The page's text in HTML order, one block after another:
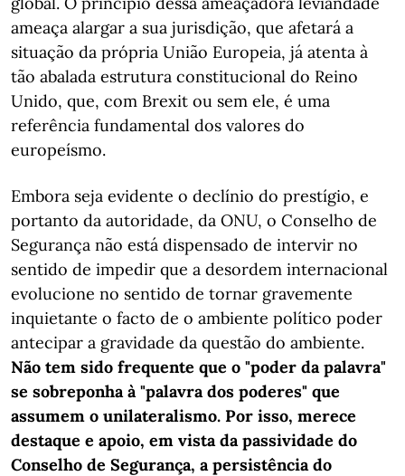
ameaça alargar a sua jurisdição, que afetará a
situação da própria União Europeia, já atenta à
tão abalada estrutura constitucional do Reino
Unido, que, com Brexit ou sem ele, é uma
referência fundamental dos valores do
europeísmo.
Embora seja evidente o declínio do prestígio, e
portanto da autoridade, da ONU, o Conselho de
Segurança não está dispensado de intervir no
sentido de impedir que a desordem internacional
evolucione no sentido de tornar gravemente
inquietante o facto de o ambiente político poder
antecipar a gravidade da questão do ambiente.
Não tem sido frequente que o "poder da palavra"
se sobreponha à "palavra dos poderes" que
assumem o unilateralismo. Por isso, merece
destaque e apoio, em vista da passividade do
Conselho de Segurança, a persistência do